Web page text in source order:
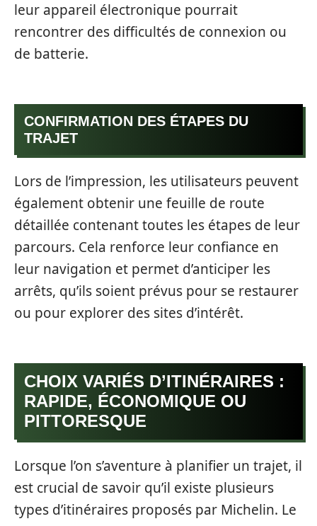
leur appareil électronique pourrait
rencontrer des difficultés de connexion ou
de batterie.
CONFIRMATION DES ÉTAPES DU
TRAJET
Lors de l’impression, les utilisateurs peuvent
également obtenir une feuille de route
détaillée contenant toutes les étapes de leur
parcours. Cela renforce leur confiance en
leur navigation et permet d’anticiper les
arrêts, qu’ils soient prévus pour se restaurer
ou pour explorer des sites d’intérêt.
CHOIX VARIÉS D’ITINÉRAIRES :
RAPIDE, ÉCONOMIQUE OU
PITTORESQUE
Lorsque l’on s’aventure à planifier un trajet, il
est crucial de savoir qu’il existe plusieurs
types d’itinéraires proposés par Michelin. Le